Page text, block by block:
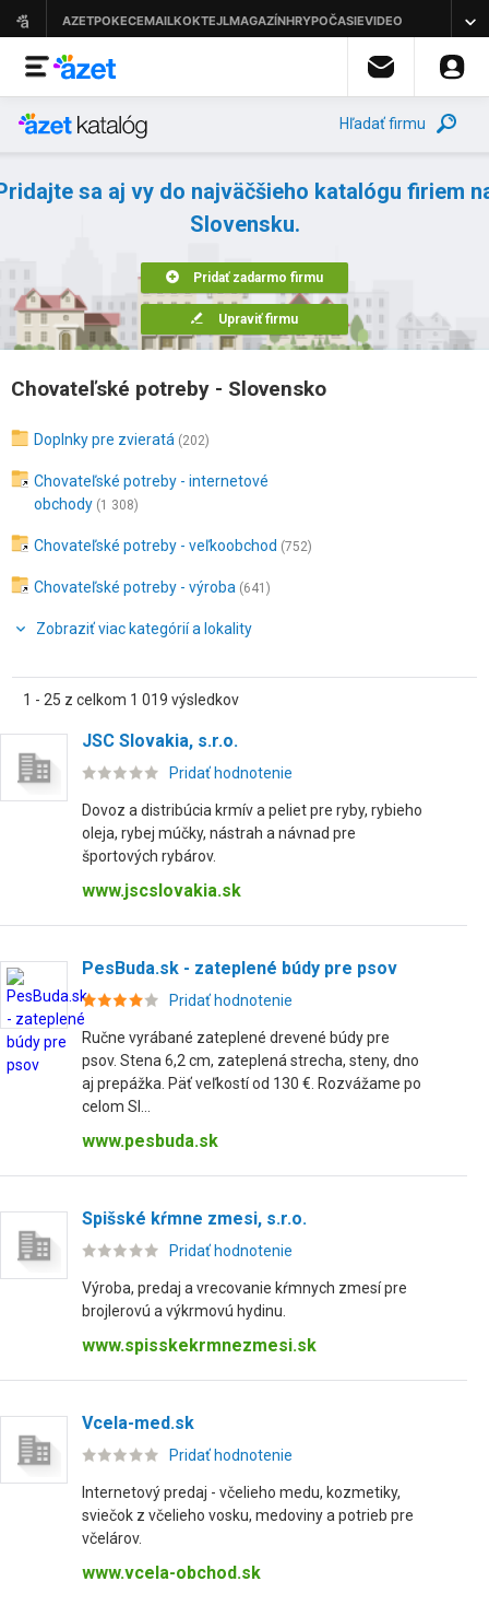
Hľadať firmu
sa aj vy do najväčšieho katalógu firiem
Slovensku.
Pridať zadarmo firmu
Upraviť firmu
Chovateľské potreby - Slovensko
Doplnky pre zvieratá (202)
Chovateľské potreby - internetové
obchody (1 308)
Chovateľské potreby - veľkoobchod (752)
Chovateľské potreby - výroba (641)
Zobraziť viac kategórií a lokality
1 - 25 z celkom 1 019 výsledkov
JSC Slovakia, s.r.o.
Pridať hodnotenie
Dovoz a distribúcia krmív a peliet pre ryby, rybieho
oleja, rybej múčky, nástrah a návnad pre
športových rybárov.
www.jscslovakia.sk
PesBuda.sk - zateplené búdy pre psov
Pridať hodnotenie
Ručne vyrábané zateplené drevené búdy pre
psov. Stena 6,2 cm, zateplená strecha, steny, dno
aj prepážka. Päť veľkostí od 130 €. Rozvážame po
celom Sl...
www.pesbuda.sk
Spišské kŕmne zmesi, s.r.o.
Pridať hodnotenie
Výroba, predaj a vrecovanie kŕmnych zmesí pre
brojlerovú a výkrmovú hydinu.
www.spisskekrmnezmesi.sk
Vcela-med.sk
Pridať hodnotenie
Internetový predaj - včelieho medu, kozmetiky,
sviečok z včelieho vosku, medoviny a potrieb pre
včelárov.
www.vcela-obchod.sk